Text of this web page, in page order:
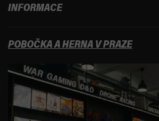
INFORMACE
POBOČKA A HERNA V PRAZE